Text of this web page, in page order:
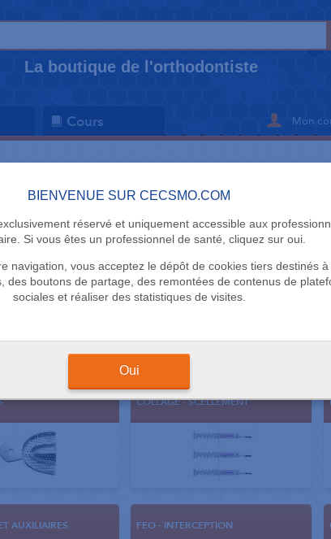
La boutique de l'orthodontiste
Cours Mon
BIENVENUE SUR CECSMO.COM
réservé et uniquement accessible aux
Si vous êtes un professionnel de santé, cliquez sur oui.
navigation, vous acceptez le dépôt de cookies tiers destinés
des boutons de partage, des remontées de contenus de
sociales et réaliser des statistiques de visites.
Oui
Bagues et Tubes
COLLAGE - SCELLEMENT
AUXILIAIRES FEO - INTERCEPTION